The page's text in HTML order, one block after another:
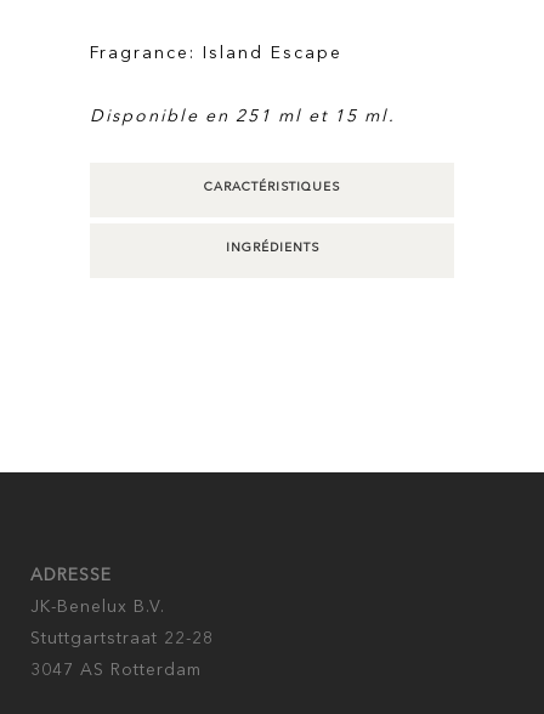
Fragrance: Island Escape
Disponible en 251 ml et 15 ml.
CARACTÉRISTIQUES
INGRÉDIENTS
ADRESSE
JK-Benelux B.V.
Stuttgartstraat 22-28
3047 AS Rotterdam